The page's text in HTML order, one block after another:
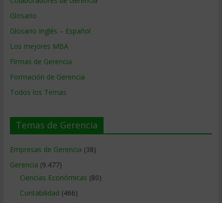
Glosario
Glosario Inglés – Español
Los mejores MBA
Firmas de Gerencia
Formación de Gerencia
Todos los Temas
Temas de Gerencia
Empresas de Gerencia (38)
Gerencia (9.477)
Ciencias Económicas (80)
Contabilidad (466)